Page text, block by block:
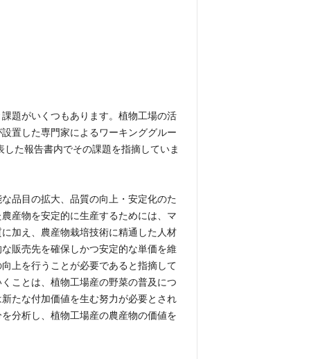
題がいくつもあります。植物工場の活
置した専門家によるワーキンググルー
た報告書内でその課題を指摘していま
品目の拡大、品質の向上・安定化のた
産物を安定的に生産するためには、マ
加え、農産物栽培技術に精通した人材
販売先を確保しかつ安定的な単価を維
上を行うことが必要であると指摘して
ことは、植物工場産の野菜の普及につ
たな付加価値を生む努力が必要とされ
分析し、植物工場産の農産物の価値を